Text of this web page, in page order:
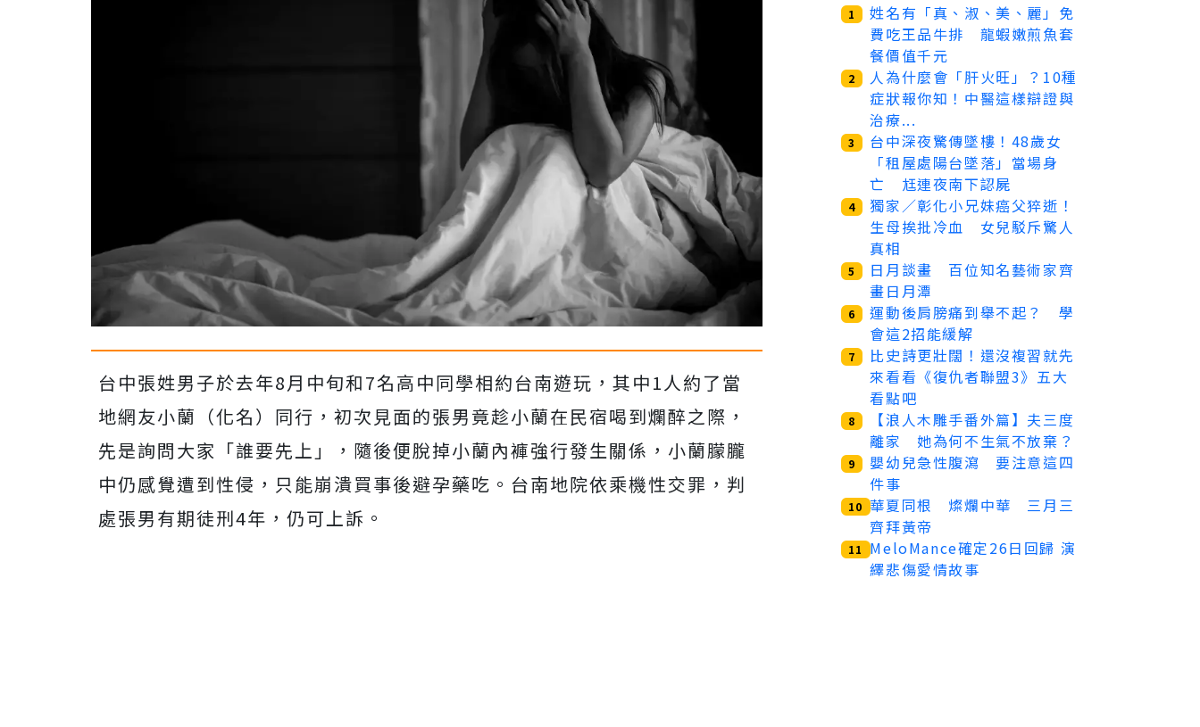
台中張姓男子於去年8月中旬和7名高中同學相約台南遊玩，其中1人約了當
地網友小蘭（化名）同行，初次見面的張男竟趁小蘭在民宿喝到爛醉之際，
先是詢問大家「誰要先上」，隨後便脫掉小蘭內褲強行發生關係，小蘭朦朧
中仍感覺遭到性侵，只能崩潰買事後避孕藥吃。台南地院依乘機性交罪，判
處張男有期徒刑4年，仍可上訴。
1
姓名有「真、淑、美、麗」免
費吃王品牛排 龍蝦嫩煎魚套
餐價值千元
2
人為什麼會「肝火旺」？10種
症狀報你知！中醫這樣辯證與
治療...
3
台中深夜驚傳墜樓！48歲女
「租屋處陽台墜落」當場身
亡 尪連夜南下認屍
4
獨家／彰化小兄妹癌父猝逝！
生母挨批冷血 女兒駁斥驚人
真相
5
日月談畫 百位知名藝術家齊
畫日月潭
6
運動後肩膀痛到舉不起？ 學
會這2招能緩解
7
比史詩更壯闊！還沒複習就先
來看看《復仇者聯盟3》五大
看點吧
8
【浪人木雕手番外篇】夫三度
離家 她為何不生氣不放棄？
9
嬰幼兒急性腹瀉 要注意這四
件事
10 華夏同根 燦爛中華 三月三
齊拜黃帝
11
MeloMance確定26日回歸 演
繹悲傷愛情故事